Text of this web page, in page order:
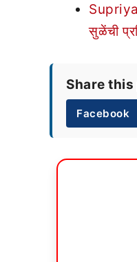
Supriya
सुळेंची
Share
Facebook